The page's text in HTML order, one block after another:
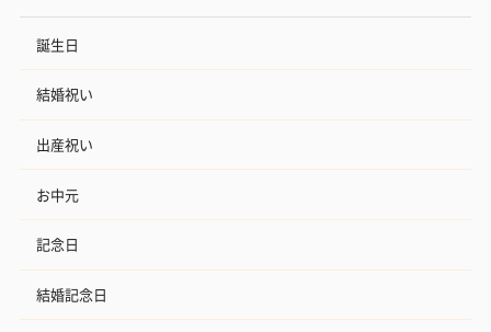
誕生日
結婚祝い
出産祝い
お中元
記念日
結婚記念日